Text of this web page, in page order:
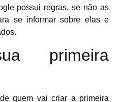
possui regras, se não as
se informar sobre elas e
primeira
quem vai criar a primeira